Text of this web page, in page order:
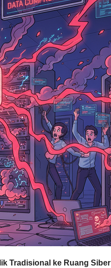
Tradisional ke Ruang Siber